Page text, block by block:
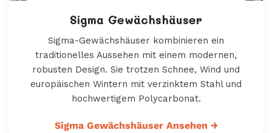
Sigma Gewächshäuser
Sigma-Gewächshäuser kombinieren ein
traditionelles Aussehen mit einem modernen,
robusten Design. Sie trotzen Schnee, Wind und
europäischen Wintern mit verzinktem Stahl und
hochwertigem Polycarbonat.
Sigma Gewächshäuser Ansehen →